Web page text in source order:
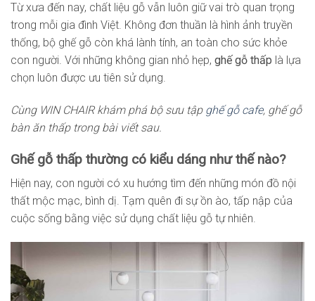
Từ xưa đến nay, chất liệu gỗ vẫn luôn giữ vai trò quan trọng
trong mỗi gia đình Việt. Không đơn thuần là hình ảnh truyền
thống, bộ ghế gỗ còn khá lành tính, an toàn cho sức khỏe
con người. Với những không gian nhỏ hẹp, ghế gỗ thấp là lựa
chọn luôn được ưu tiên sử dụng.
Cùng WIN CHAIR khám phá bộ sưu tập ghế gỗ cafe, ghế gỗ
bàn ăn thấp trong bài viết sau.
Ghế gỗ thấp thường có kiểu dáng như thế nào?
Hiện nay, con người có xu hướng tìm đến những món đồ nội
thất mộc mạc, bình dị. Tạm quên đi sự ồn ào, tấp nập của
cuộc sống bằng việc sử dụng chất liệu gỗ tự nhiên.